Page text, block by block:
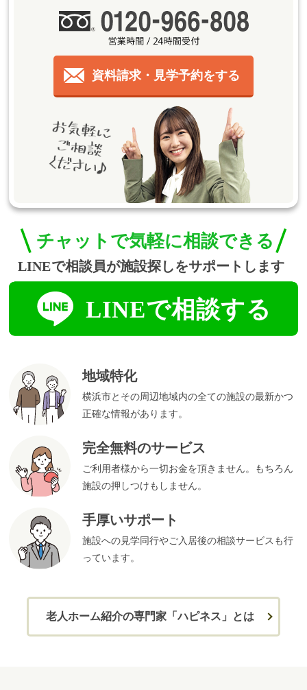
資料請求・見学予約をする
地域特化
横浜市とその周辺地域内の全ての施設の最新かつ
正確な情報があります。
完全無料のサービス
ご利用者様から一切お金を頂きません。もちろん
施設の押しつけもしません。
手厚いサポート
施設への見学同行やご入居後の相談サービスも行
っています。
老人ホーム紹介の専門家「ハピネス」とは